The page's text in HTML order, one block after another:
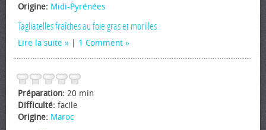
Origine: Midi-Pyrénées
Tagliatelles fraîches au foie gras et morilles
Lire la suite 1 Comment
Préparation: 20 min
Difficulté: facile
Origine: Maroc